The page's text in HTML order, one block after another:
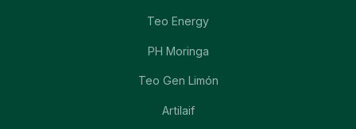
Teo Energy
PH Moringa
Teo Gen Limón
Artilaif